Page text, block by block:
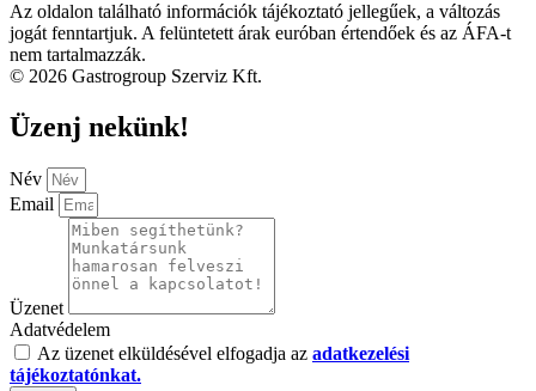
Az oldalon található információk tájékoztató jellegűek, a változás
jogát fenntartjuk. A felüntetett árak euróban értendőek és az ÁFA-t
nem tartalmazzák.
© 2026 Gastrogroup Szerviz Kft.
Üzenj nekünk!
Név
Email
Üzenet
Adatvédelem
Az üzenet elküldésével elfogadja az adatkezelési
tájékoztatónkat.